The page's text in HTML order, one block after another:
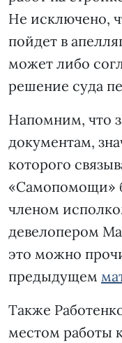
Не исключено,
пойдет в
может либо
решение суда
Напомним, что
документам,
которого
«Самопомощи»
членом
девелопером
это можно
предыдущем
Также
местом работы